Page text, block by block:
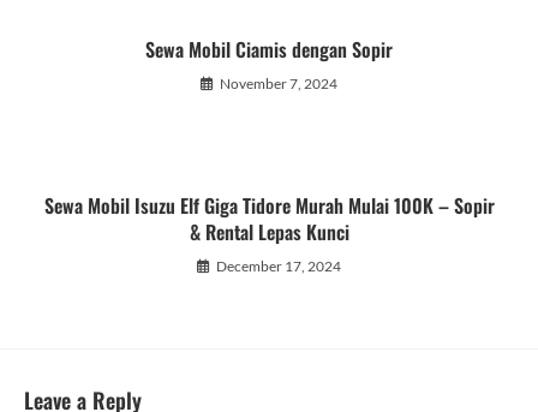
Sewa Mobil Ciamis dengan Sopir
November 7, 2024
Sewa Mobil Isuzu Elf Giga Tidore Murah Mulai 100K – Sopir
& Rental Lepas Kunci
December 17, 2024
Leave a Reply